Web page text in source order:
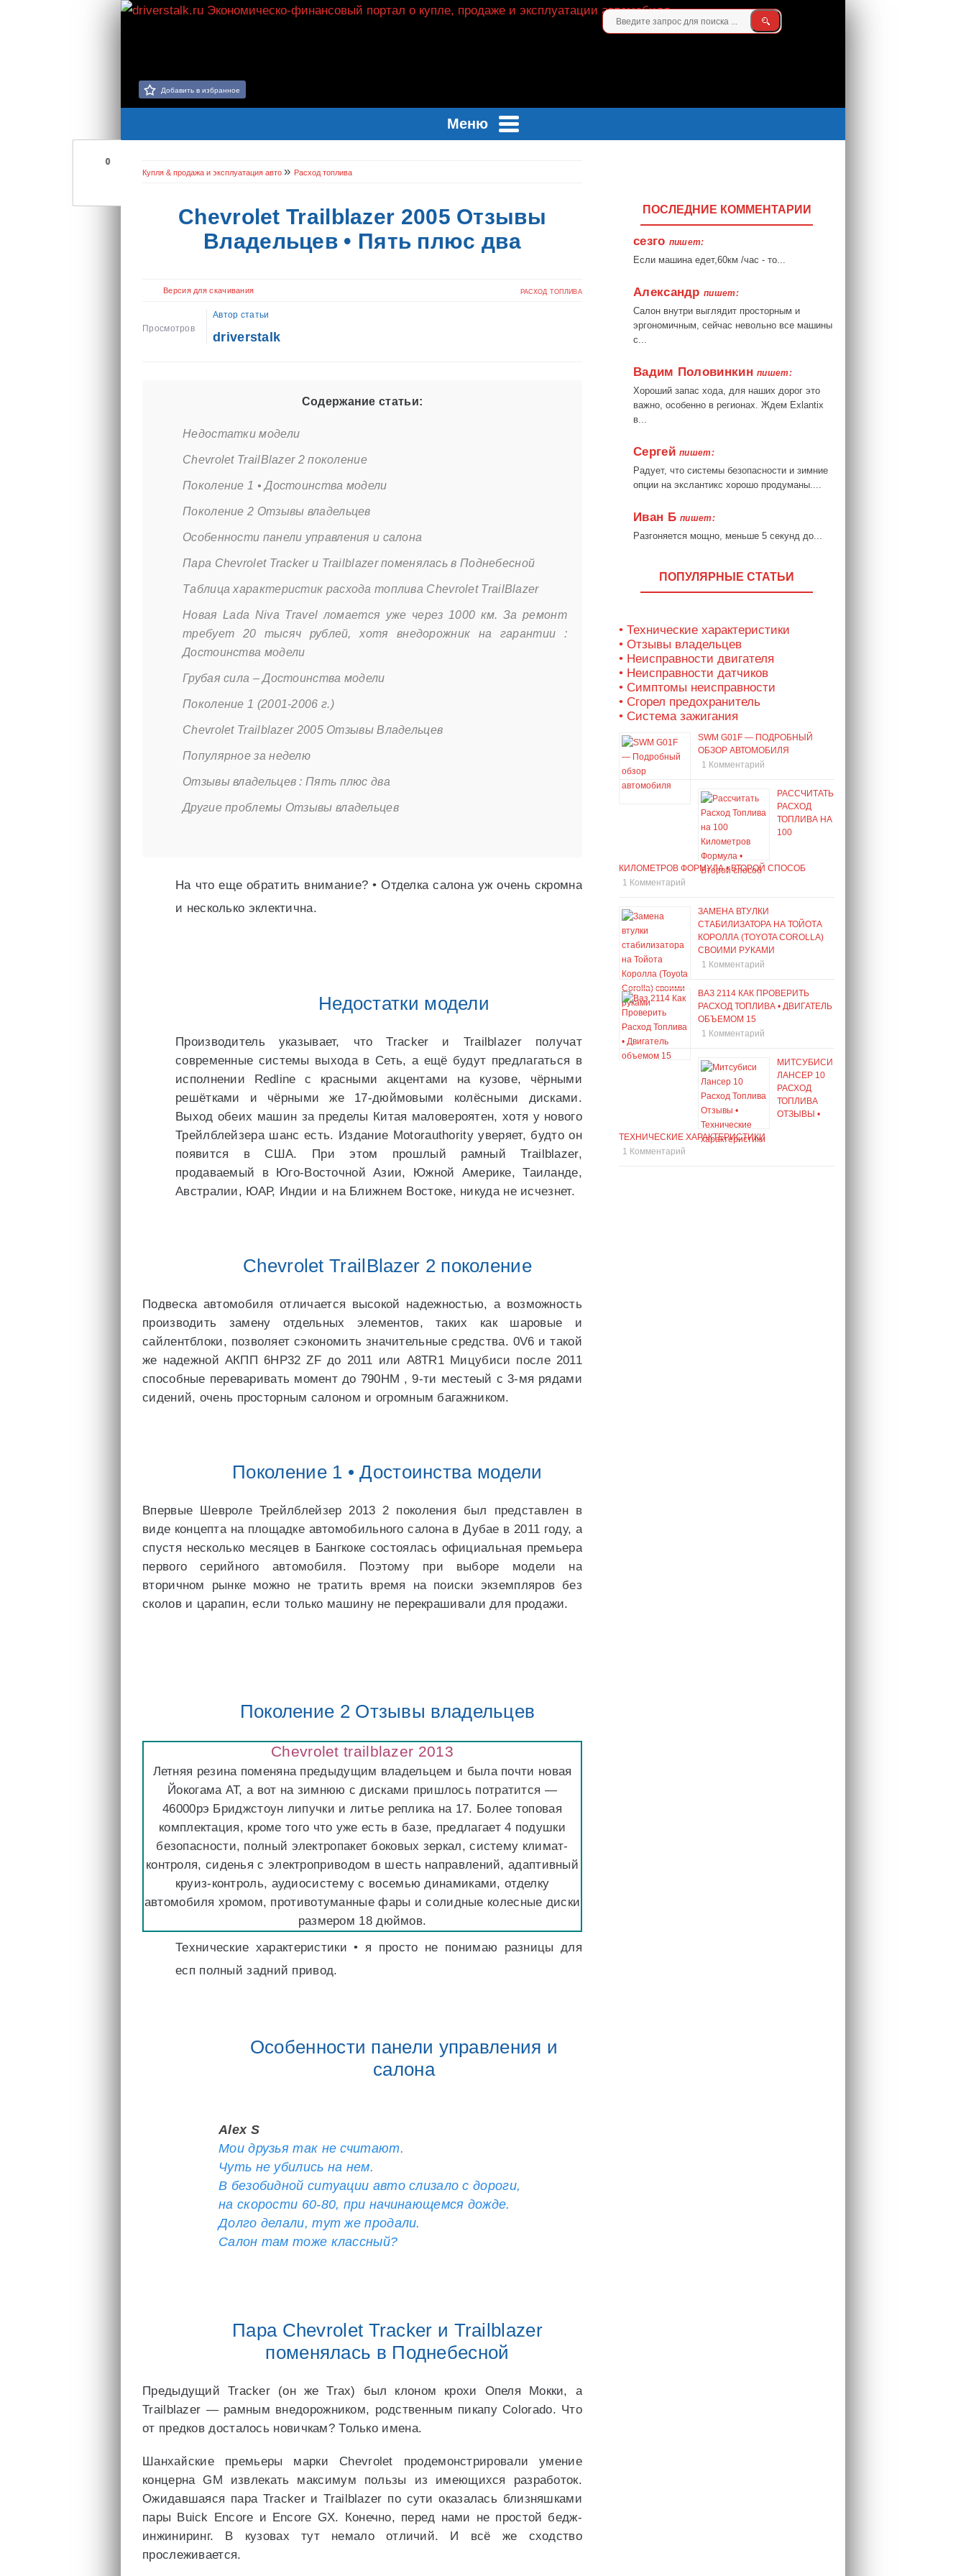
Добавить в избранное
Меню
0
Купля & продажа и эксплуатация авто » Расход топлива
Chevrolet Trailblazer 2005 Отзывы
Владельцев • Пять плюс два
Версия для скачивания РАСХОД ТОПЛИВА
Просмотров
Автор статьи
driverstalk
Содержание статьи:
Недостатки модели
Chevrolet TrailBlazer 2 поколение
Поколение 1 • Достоинства модели
Поколение 2 Отзывы владельцев
Особенности панели управления и салона
Пара Chevrolet Tracker и Trailblazer поменялась в Поднебесной
Таблица характеристик расхода топлива Chevrolet TrailBlazer
Новая Lada Niva Travel ломается уже через 1000 км. За ремонт
требует 20 тысяч рублей, хотя внедорожник на гарантии :
Достоинства модели
Грубая сила – Достоинства модели
Поколение 1 (2001-2006 г.)
Chevrolet Trailblazer 2005 Отзывы Владельцев
Популярное за неделю
Отзывы владельцев : Пять плюс два
Другие проблемы Отзывы владельцев
На что еще обратить внимание? • Отделка салона уж очень скромна
и несколько эклектична.
Недостатки модели
Производитель указывает, что Tracker и Trailblazer получат
современные системы выхода в Сеть, а ещё будут предлагаться в
исполнении Redline с красными акцентами на кузове, чёрными
решётками и чёрными же 17-дюймовыми колёсными дисками.
Выход обеих машин за пределы Китая маловероятен, хотя у нового
Трейлблейзера шанс есть. Издание Motorauthority уверяет, будто он
появится в США. При этом прошлый рамный Trailblazer,
продаваемый в Юго-Восточной Азии, Южной Америке, Таиланде,
Австралии, ЮАР, Индии и на Ближнем Востоке, никуда не исчезнет.
Chevrolet TrailBlazer 2 поколение
Подвеска автомобиля отличается высокой надежностью, а возможность
производить замену отдельных элементов, таких как шаровые и
сайлентблоки, позволяет сэкономить значительные средства. 0V6 и такой
же надежной АКПП 6HP32 ZF до 2011 или А8ТR1 Мицубиси после 2011
способные переваривать момент до 790НМ , 9-ти местеый с 3-мя рядами
сидений, очень просторным салоном и огромным багажником.
Поколение 1 • Достоинства модели
Впервые Шевроле Трейлблейзер 2013 2 поколения был представлен в
виде концепта на площадке автомобильного салона в Дубае в 2011 году, а
спустя несколько месяцев в Бангкоке состоялась официальная премьера
первого серийного автомобиля. Поэтому при выборе модели на
вторичном рынке можно не тратить время на поиски экземпляров без
сколов и царапин, если только машину не перекрашивали для продажи.
Поколение 2 Отзывы владельцев
Chevrolet trailblazer 2013
Летняя резина поменяна предыдущим владельцем и была почти новая
Йокогама АТ, а вот на зимнюю с дисками пришлось потратится —
46000рэ Бриджстоун липучки и литье реплика на 17. Более топовая
комплектация, кроме того что уже есть в базе, предлагает 4 подушки
безопасности, полный электропакет боковых зеркал, систему климат-
контроля, сиденья с электроприводом в шесть направлений, адаптивный
круиз-контроль, аудиосистему с восемью динамиками, отделку
автомобиля хромом, противотуманные фары и солидные колесные диски
размером 18 дюймов.
Технические характеристики • я просто не понимаю разницы для
есп полный задний привод.
Особенности панели управления и
салона
Alex S
Мои друзья так не считают.
Чуть не убились на нем.
В безобидной ситуации авто слизало с дороги,
на скорости 60-80, при начинающемся дожде.
Долго делали, тут же продали.
Салон там тоже классный?
Пара Chevrolet Tracker и Trailblazer
поменялась в Поднебесной
Предыдущий Tracker (он же Trax) был клоном крохи Опеля Мокки, а
Trailblazer — рамным внедорожником, родственным пикапу Colorado. Что
от предков досталось новичкам? Только имена.
Шанхайские премьеры марки Chevrolet продемонстрировали умение
концерна GM извлекать максимум пользы из имеющихся разработок.
Ожидавшаяся пара Tracker и Trailblazer по сути оказалась близняшками
пары Buick Encore и Encore GX. Конечно, перед нами не простой бедж-
инжиниринг. В кузовах тут немало отличий. И всё же сходство
прослеживается.
ПОСЛЕДНИЕ КОММЕНТАРИИ
сезго пишет:
Если машина едет,60км /час - то...
Александр пишет:
Салон внутри выглядит просторным и
эргономичным, сейчас невольно все машины
с...
Вадим Половинкинпишет:
Хороший запас хода, для наших дорог это
важно, особенно в регионах. Ждем Exlantix
в...
Сергейпишет:
Радует, что системы безопасности и зимние
опции на экслантикс хорошо продуманы....
Иван Бпишет:
Разгоняется мощно, меньше 5 секунд до...
ПОПУЛЯРНЫЕ СТАТЬИ
• Технические характеристики
• Отзывы владельцев
• Неисправности двигателя
• Неисправности датчиков
• Симптомы неисправности
• Сгорел предохранитель
• Система зажигания
SWM G01F — ПОДРОБНЫЙ
ОБЗОР АВТОМОБИЛЯ
1 Комментарий
РАССЧИТАТЬ
РАСХОД
ТОПЛИВА НА
100
КИЛОМЕТРОВ ФОРМУЛА • ВТОРОЙ СПОСОБ
1 Комментарий
ЗАМЕНА ВТУЛКИ
СТАБИЛИЗАТОРА НА ТОЙОТА
КОРОЛЛА (TOYOTA COROLLA)
СВОИМИ РУКАМИ
1 Комментарий
ВАЗ 2114 КАК ПРОВЕРИТЬ
РАСХОД ТОПЛИВА • ДВИГАТЕЛЬ
ОБЪЕМОМ 15
1 Комментарий
МИТСУБИСИ
ЛАНСЕР 10
РАСХОД
ТОПЛИВА
ОТЗЫВЫ •
ТЕХНИЧЕСКИЕ ХАРАКТЕРИСТИКИ
1 Комментарий